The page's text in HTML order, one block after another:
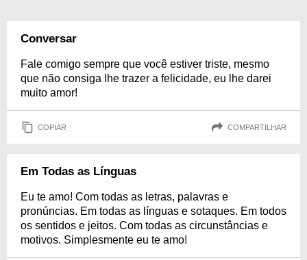
Conversar
Fale comigo sempre que você estiver triste, mesmo
que não consiga lhe trazer a felicidade, eu lhe darei
muito amor!
COPIAR COMPARTILHAR
Em Todas as Línguas
Eu te amo! Com todas as letras, palavras e
pronúncias. Em todas as línguas e sotaques. Em todos
os sentidos e jeitos. Com todas as circunstâncias e
motivos. Simplesmente eu te amo!